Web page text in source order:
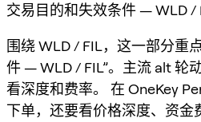
交易目的和失效条件 — WLD /
围绕 WLD / FIL，这一部分重
件 — WLD / FIL”。主流 alt 轮
看深度和费率。 在 OneKey
下单，还要看价格深度、资金